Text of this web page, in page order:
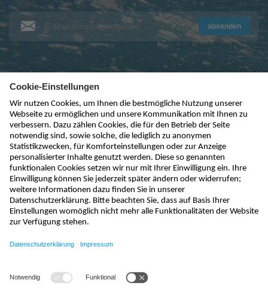
absenden
kontakt@nivus.com
+49 7262 9191-0
sales@nivus.com
+49 7262 9191-794
hotline@nivus.com
+49 7262 9191-955